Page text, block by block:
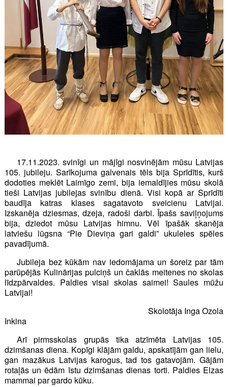
17.11.2023. svinīgi un mājīgi nosvinējām mūsu Latvijas
105. jubileju. Sarīkojuma galvenais tēls bija Sprīdītis, kurš
dodoties meklēt Laimīgo zemi, bija iemaldījies mūsu skolā
tieši Latvijas jubilejas svinību dienā. Visi kopā ar Sprīdīti
baudīja katras klases sagatavoto sveicienu Latvijai.
Izskanēja dziesmas, dzeja, radoši darbi. Īpašs saviļņojums
bija, dziedot mūsu Latvijas himnu. Vēl īpašāk skanēja
latviešu lūgsna “Pie Dieviņa gari galdi” ukuleles spēles
pavadījumā.
Jubileja bez kūkām nav iedomājama un šoreiz par tām
parūpējās Kulinārijas pulciņš un čaklās meitenes no skolas
līdzpārvaldes. Paldies visai skolas saimei! Saules mūžu
Latvijai!
Skolotāja Inga Ozola
Inkina
Arī pirmsskolas grupās tika atzīmēta Latvijas 105.
dzimšanas diena. Kopīgi klājām galdu, apskatījām gan lielu,
gan mazākus Latvijas karogus, tad tos gatavojām. Gājām
rotaļās un ēdām īstu dzimšanas dienas torti. Paldies Elzas
mammai par gardo kūku.